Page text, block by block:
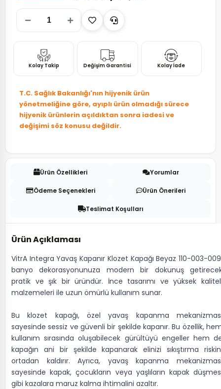
Kolay Takip Değişim Garantisi Kolay İade
T.C. Sağlık Bakanlığı'nın hijyenik ürün
yönetmeliğine göre, ayıplı ürün olmadığı sürece
hijyenik ürünlerin açıldıktan sonra iadesi ve
değişimi söz konusu değildir.
Ürün Özellikleri Yorumlar
Ödeme Seçenekleri Ürün Önerileri
Teslimat Koşulları
Ürün Açıklaması
VitrA Integra Yavaş Kapanır Klozet Kapağı Beyaz 110-003-
banyo dekorasyonunuza modern bir dokunuş
pratik ve şık bir üründür. İnce tasarımı ve yüksek
malzemeleri ile uzun ömürlü kullanım sunar.
Bu klozet kapağı, özel yavaş kapanma
sayesinde sessiz ve güvenli bir şekilde kapanır. Bu özellik,
kullanım sırasında oluşabilecek gürültüyü engeller hem
kapağın ani bir şekilde kapanarak elinizi sıkıştırma
ortadan kaldırır. Ayrıca, yavaş kapanma
sayesinde kapak, çocukların veya yaşlıların kapak
gibi kazalara maruz kalma ihtimalini azaltır.